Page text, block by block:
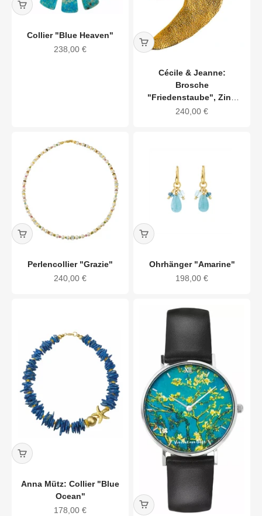
Collier "Blue Heaven"
Angebot
238,00 €
Cécile & Jeanne:
Brosche
"Friedenstaube", Zinn
vergoldet
Angebot
240,00 €
Perlencollier "Grazie"
Angebot
240,00 €
Ohrhänger "Amarine"
Angebot
198,00 €
Anna Mütz: Collier "Blue
Ocean"
Angebot
178,00 €